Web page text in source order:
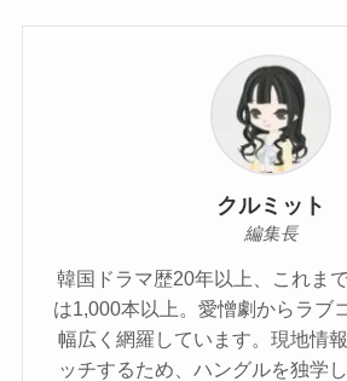
クルミット
編集長
韓国ドラマ歴20年以上、これま
は1,000本以上。愛憎劇からラブ
幅広く網羅しています。現地情
ッチするため、ハングルを独学